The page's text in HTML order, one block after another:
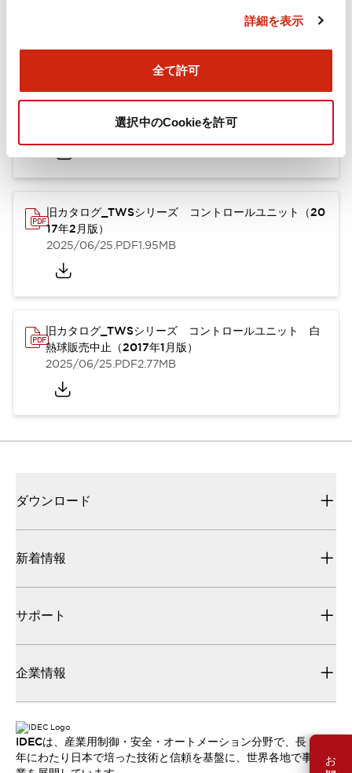
詳細を表示
全て許可
選択中のCookieを許可
TWSシリーズ コントロールユニット（2025年6月
.PDF1.30MB
旧カタログ_TWSシリーズ コントロールユニット（20
17年2月版）
2025/06/25.PDF1.95MB
旧カタログ_TWSシリーズ コントロールユニット 白
熱球販売中止（2017年1月版）
2025/06/25.PDF2.77MB
ダウンロード
新着情報
サポート
企業情報
IDECは、産業用制御・安全・オートメーション分野で、長
年にわたり日本で培った技術と信頼を基盤に、世界各地で事